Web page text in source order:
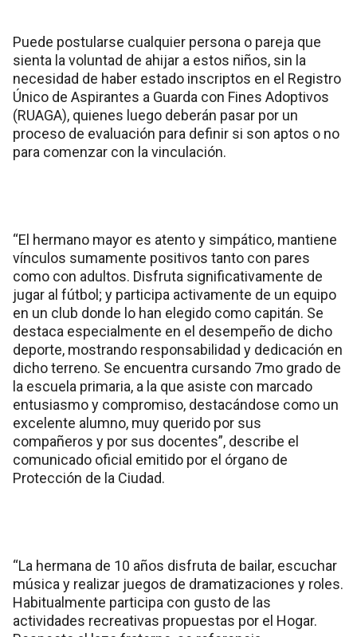
Puede postularse cualquier persona o pareja que
sienta la voluntad de ahijar a estos niños, sin la
necesidad de haber estado inscriptos en el Registro
Único de Aspirantes a Guarda con Fines Adoptivos
(RUAGA), quienes luego deberán pasar por un
proceso de evaluación para definir si son aptos o no
para comenzar con la vinculación.
“El hermano mayor es atento y simpático, mantiene
vínculos sumamente positivos tanto con pares
como con adultos. Disfruta significativamente de
jugar al fútbol; y participa activamente de un equipo
en un club donde lo han elegido como capitán. Se
destaca especialmente en el desempeño de dicho
deporte, mostrando responsabilidad y dedicación en
dicho terreno. Se encuentra cursando 7mo grado de
la escuela primaria, a la que asiste con marcado
entusiasmo y compromiso, destacándose como un
excelente alumno, muy querido por sus
compañeros y por sus docentes”, describe el
comunicado oficial emitido por el órgano de
Protección de la Ciudad.
“La hermana de 10 años disfruta de bailar, escuchar
música y realizar juegos de dramatizaciones y roles.
Habitualmente participa con gusto de las
actividades recreativas propuestas por el Hogar.